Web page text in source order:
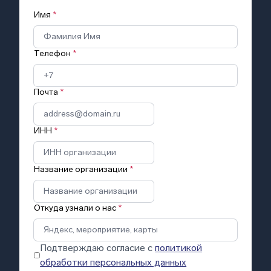
Имя *
Телефон *
Почта *
ИНН *
Название организации *
Откуда узнали о нас *
Подтверждаю согласие сполитикой
обработки персональных данных